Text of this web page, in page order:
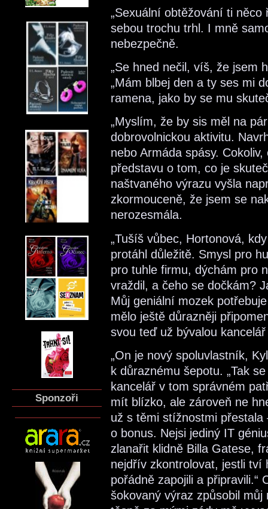
Sponzoři
„Sexuální obtěžování ti
sebou trochu trhl. I mně
nebezpečně.
„Se hned nečil, víš, že jsem
„Mám blbej den a ty ses mi
ramena, jako by se mu
„Myslím, že by sis měl na
dobrovolnickou aktivitu.
nebo Armáda spásy.
představu o tom, co je
naštvaného výrazu vyšla
zkormouceně, že jsem se
nerozesmála.
„Tušíš vůbec, Hortonová,
protáhl důležitě. Smysl pro
pro tuhle firmu, dýchám pro
vraždil, a čeho se dočkám?
Můj geniální mozek
mělo ještě důrazněji
svou teď už bývalou
„On je nový spoluvlastník,
k důraznému šepotu. „Tak
kancelář v tom správném
mít blízko, ale zároveň ne
už s těmi stížnostmi
o bonus. Nejsi jediný IT
zlanařit klidně Billa Gatese,
nejdřív zkontrolovat, jestli tví
pořádně zapojili a připravili.“
šokovaný výraz způsobil můj